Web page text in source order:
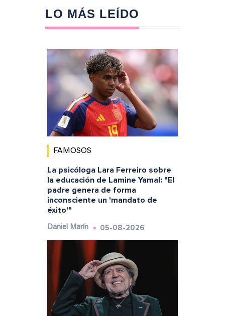
LO MÁS LEÍDO
FAMOSOS
La psicóloga Lara Ferreiro sobre
la educación de Lamine Yamal: "El
padre genera de forma
inconsciente un 'mandato de
éxito'"
Daniel Marín 05-08-2026